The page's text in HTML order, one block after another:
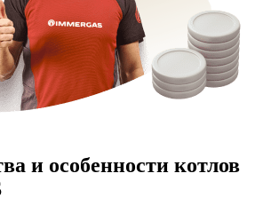
и особенности котлов